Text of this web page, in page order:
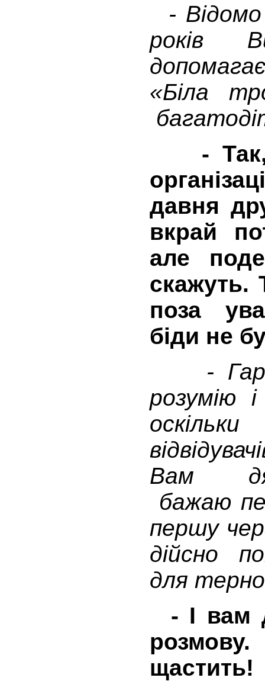
-
років
«Біла
- Так,
давня
вкрай
але
скажуть.
поза
біди не
-
розумію
Вам
бажаю
першу
дійсно
для
- І вам
щастить!